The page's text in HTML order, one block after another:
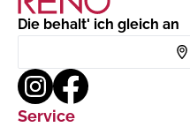
Die behalt' ich gleich an
Service